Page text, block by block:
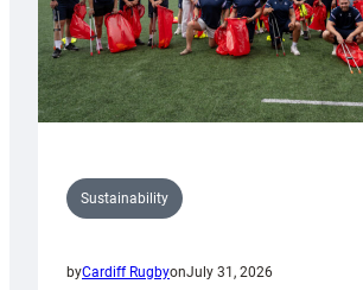
Sustainability
byCardiff RugbyonJuly 31, 2026